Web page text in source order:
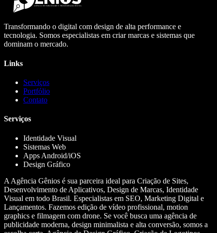
Transformando o digital com design de alta performance e
tecnologia. Somos especialistas em criar marcas e sistemas que
dominam o mercado.
Links
Serviços
Portfólio
Contato
Serviços
Identidade Visual
Sistemas Web
Apps Android/iOS
Design Gráfico
A Agência Gênios é sua parceira ideal para Criação de Sites,
Desenvolvimento de Aplicativos, Design de Marcas, Identidade
Visual em todo Brasil. Especialistas em SEO, Marketing Digital e
Lançamentos. Fazemos edição de vídeo profissional, motion
graphics e filmagem com drone. Se você busca uma agência de
publicidade moderna, design minimalista e alta conversão, somos a